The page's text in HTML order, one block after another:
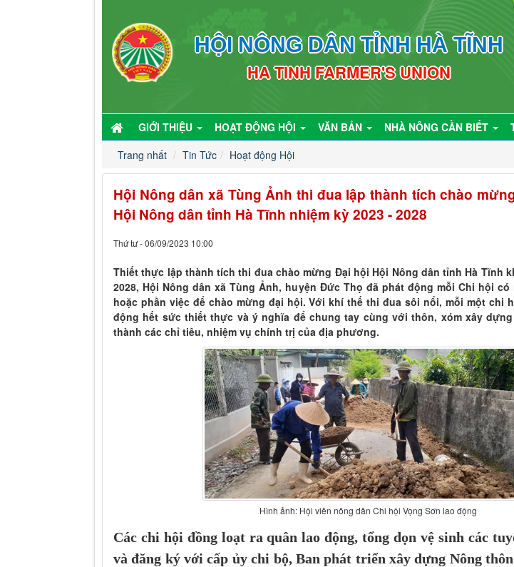
HỘI NÔNG DÂN TỈNH HÀ TĨNH
HA TINH FARMER'S UNION
GIỚI THIỆU HOẠT ĐỘNG HỘI VĂN BẢN NHÀ NÔNG CẦN BIẾT
Trang nhất
Tin Tức Hoạt động Hội
Hội Nông dân xã Tùng Ảnh thi đua lập thành tích chào
Hội Nông dân tỉnh Hà Tĩnh nhiệm kỳ 2023 - 2028
Thứ tư - 06/09/2023 10:00
Thiết thực lập thành tích thi đua chào mừng Đại hội Hội Nông dân tỉnh Hà Tĩnh
2028, Hội Nông dân xã Tùng Ảnh, huyện Đức Thọ đã phát động mỗi Chi hội
hoặc phần việc để chào mừng đại hội. Với khí thế thi đua sôi nổi, mỗi một chi
động hết sức thiết thực và ý nghĩa để chung tay cùng với thôn, xóm xây
thành các chỉ tiêu, nhiệm vụ chính trị của địa phương.
Hình ảnh: Hội viên nông dân Chi hội Vọng Sơn lao động
Các chi hội đồng loạt ra quân lao động, tổng dọn vệ sinh các
và đăng ký với cấp ủy chi bộ, Ban phát triển xây dựng Nông